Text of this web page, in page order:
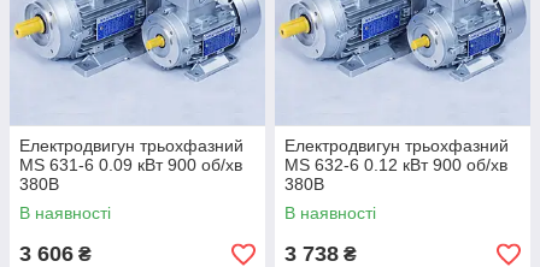
Електродвигун трьохфазний
MS 631-6 0.09 кВт 900 об/хв
380В
В наявності
3 606 ₴
Електродвигун трьохфазний
MS 632-6 0.12 кВт 900 об/хв
380В
В наявності
3 738 ₴